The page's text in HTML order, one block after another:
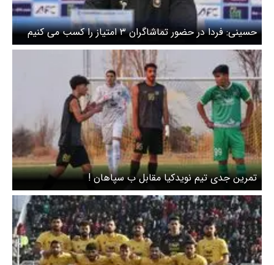
حسینی: فردا در حضور تماشاگران ۳ امتیاز را کسب می کنیم
تمرین جدی تیم نویدکیا مقابل ب سپاهان !